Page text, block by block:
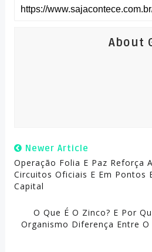
About
Newer Article
Operação Folia E Paz Reforça
Circuitos Oficiais E Em Pontos
Capital
O Que É O Zinco? E Por
Organismo Diferença Entre O